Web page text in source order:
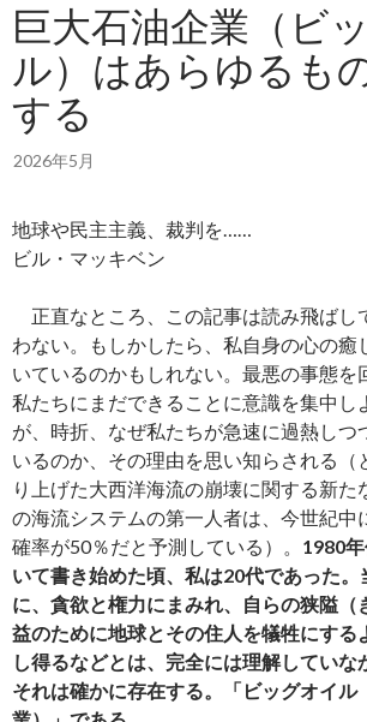
巨大石油企業（ビ
ル）はあらゆるも
する
2026年5月
地球や民主主義、裁判を……
ビル・マッキベン
正直なところ、この記事は読み飛ばし
わない。もしかしたら、私自身の心の癒
いているのかもしれない。最悪の事態を
私たちにまだできることに意識を集中し
が、時折、なぜ私たちが急速に過熱しつ
いるのか、その理由を思い知らされる（
り上げた大西洋海流の崩壊に関する新た
の海流システムの第一人者は、今世紀中
確率が50％だと予測している）。 1980
いて書き始めた頃、私は20代であった。
に、貪欲と権力にまみれ、自らの狭隘（
益のために地球とその住人を犠牲にする
し得るなどとは、完全には理解していな
それは確かに存在する。「ビッグオイル